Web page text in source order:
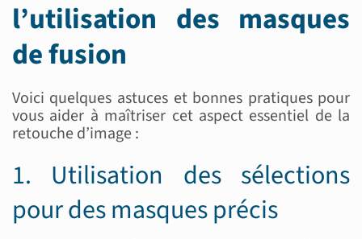
l’utilisation des masques
de fusion
Voici quelques astuces et bonnes pratiques pour
vous aider à maîtriser cet aspect essentiel de la
retouche d’image :
1. Utilisation des sélections
pour des masques précis